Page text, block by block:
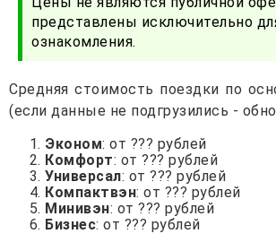
представлены исключительно
ознакомления.
Средняя стоимость поездки по
(если данные не подгрузились -
Эконом: от ??? рублей
Комфорт: от ??? рублей
Универсал: от ??? рублей
Компактвэн: от ??? рублей
Минивэн: от ??? рублей
Бизнес: от ??? рублей